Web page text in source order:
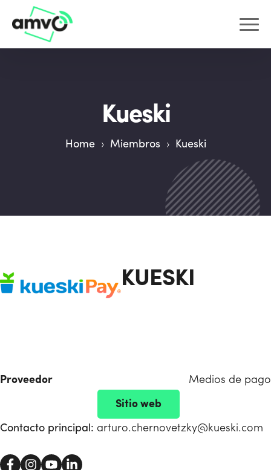
Kueski
Home › Miembros › Kueski
KUESKI
Proveedor Medios de pago
Sitio web
Contacto principal: arturo.chernovetzky@kueski.com